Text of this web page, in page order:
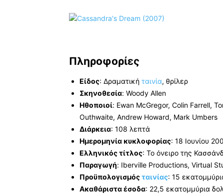
Πληροφορίες
Είδος: Δραματική ταινία, θρίλερ
Σκηνοθεσία: Woody Allen
Ηθοποιοί: Ewan McGregor, Colin Farrell,
Outhwaite, Andrew Howard, Mark Umbers
Διάρκεια: 108 λεπτά
Ημερομηνία κυκλοφορίας: 18 Ιουνίου
Ελληνικός τίτλος: Το όνειρο της
Παραγωγή: Iberville Productions, Virtual
Προϋπολογισμόςταινίας: 15
Ακαθάριστα έσοδα: 22,5 εκατομμύρια